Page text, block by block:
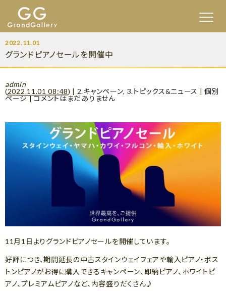
2022.11.01
グランドピアノセールを開催中
admin
(2022.11.01 08:48) | 2.キャンペーン, 3.トピックス&ニュース |個別
ページ|コメントはまだありません
11月1日よりグランドピアノセールを開催しています。
好評につき、期間延長の中古スタインウェイフェアや輸入ピアノ・ボス
トンピアノがお得に購入できるキャンペーン、即納ピアノ、ホワイトピ
アノ、プレミアムピアノなど、内容盛りだくさん♪